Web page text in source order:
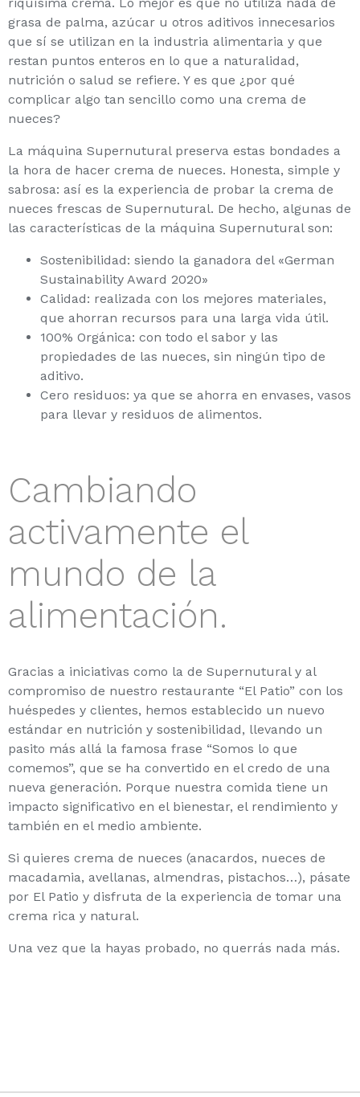
grasa de palma, azúcar u otros aditivos innecesarios
que sí se utilizan en la industria alimentaria y que
restan puntos enteros en lo que a naturalidad,
nutrición o salud se refiere. Y es que ¿por qué
complicar algo tan sencillo como una crema de
nueces?
La máquina Supernutural preserva estas bondades a
la hora de hacer crema de nueces. Honesta, simple y
sabrosa: así es la experiencia de probar la crema de
nueces frescas de Supernutural. De hecho, algunas de
las características de la máquina Supernutural son:
Sostenibilidad: siendo la ganadora del «German
Sustainability Award 2020»
Calidad: realizada con los mejores materiales,
que ahorran recursos para una larga vida útil.
100% Orgánica: con todo el sabor y las
propiedades de las nueces, sin ningún tipo de
aditivo.
Cero residuos: ya que se ahorra en envases, vasos
para llevar y residuos de alimentos.
Cambiando
activamente el
mundo de la
alimentación.
Gracias a iniciativas como la de Supernutural y al
compromiso de nuestro restaurante “El Patio” con los
huéspedes y clientes, hemos establecido un nuevo
estándar en nutrición y sostenibilidad, llevando un
pasito más allá la famosa frase “Somos lo que
comemos”, que se ha convertido en el credo de una
nueva generación. Porque nuestra comida tiene un
impacto significativo en el bienestar, el rendimiento y
también en el medio ambiente.
Si quieres crema de nueces (anacardos, nueces de
macadamia, avellanas, almendras, pistachos…), pásate
por El Patio y disfruta de la experiencia de tomar una
crema rica y natural.
Una vez que la hayas probado, no querrás nada más.